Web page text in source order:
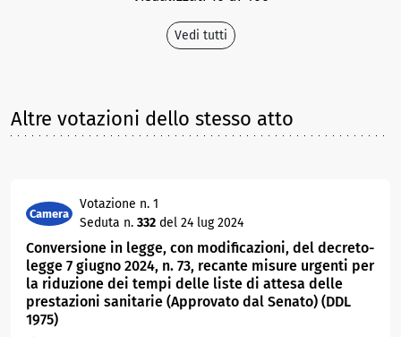
Vedi tutti
Altre votazioni dello stesso atto
Camera
Votazione n. 1
Seduta n. 332 del 24 lug 2024
Conversione in legge, con modificazioni, del decreto-
legge 7 giugno 2024, n. 73, recante misure urgenti per
la riduzione dei tempi delle liste di attesa delle
prestazioni sanitarie (Approvato dal Senato) (DDL
1975)